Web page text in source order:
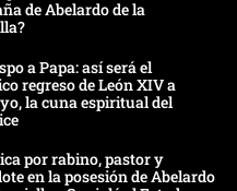
de Abelardo de la
a Papa: así será el
regreso de León XIV a
la cuna espiritual del
por rabino, pastor y
en la posesión de Abelardo